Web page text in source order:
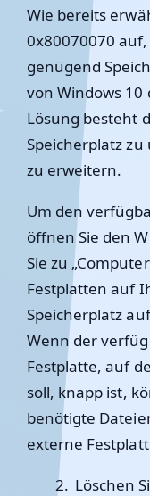
Wie bereits
0x80070070
genügend
von Windows
Lösung besteht
Speicherplatz
zu erweitern.
Um den
öffnen Sie den
Sie zu
Festplatten auf
Speicherplatz
Wenn der
Festplatte, auf
soll, knapp ist,
benötigte
externe
Löschen